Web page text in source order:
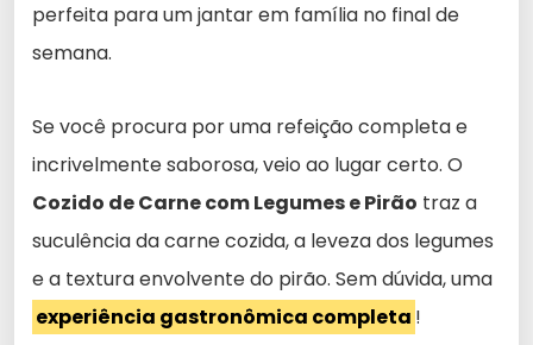
perfeita para um jantar em família no final de
semana.
Se você procura por uma refeição completa e
incrivelmente saborosa, veio ao lugar certo. O
Cozido de Carne com Legumes e Pirão traz a
suculência da carne cozida, a leveza dos legumes
e a textura envolvente do pirão. Sem dúvida, uma
experiência gastronômica completa !